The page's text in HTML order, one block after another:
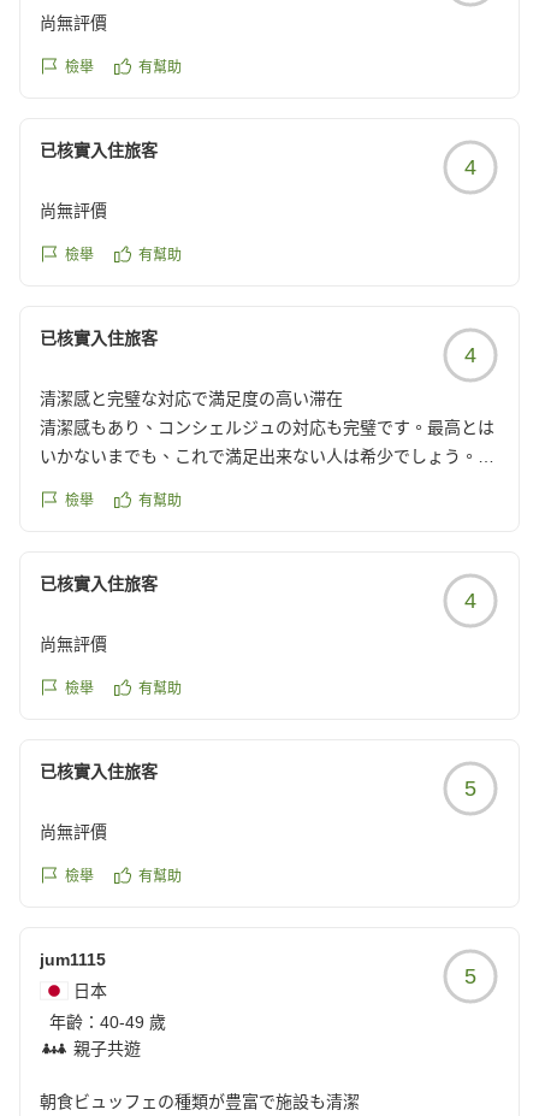
尚無評價
檢舉 有幫助
已核實入住旅客
4
尚無評價
檢舉 有幫助
已核實入住旅客
4
清潔感と完璧な対応で満足度の高い滞在
清潔感もあり、コンシェルジュの対応も完璧です。最高とは
いかないまでも、これで満足出来ない人は希少でしょう。
クチコミの詳細はこちらから
reviewId=33123478197098
檢舉 有幫助
已核實入住旅客
4
尚無評價
檢舉 有幫助
已核實入住旅客
5
尚無評價
檢舉 有幫助
jum1115
日本
年齡： 40-49 歲
親子共遊
5
朝食ビュッフェの種類が豊富で施設も清潔